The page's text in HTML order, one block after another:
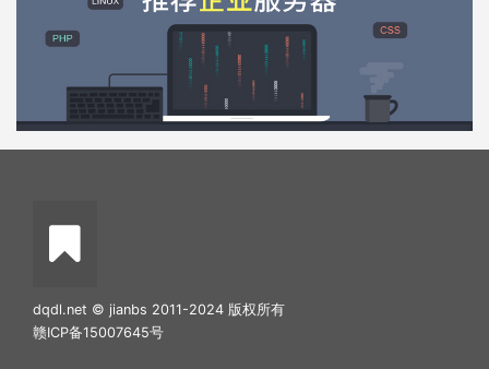
dqdl.net © jianbs 2011-2024 版权所有
赣ICP备15007645号